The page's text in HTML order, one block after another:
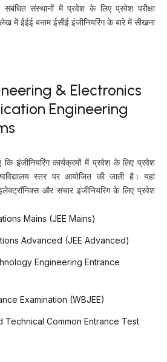
संबंधित संस्थानों में प्रवेश के लिए प्रवेश परीक्षा
में ईईई बनाम ईसीई इंजीनियरिंग के बारे में सीखना
& Electronics
Engineering
कि इंजीनियरिंग कार्यक्रमों में प्रवेश के लिए प्रवेश
स्तर पर आयोजित की जाती है। यहां
और संचार इंजीनियरिंग के लिए प्रवेश
Mains (JEE Mains)
Advanced (JEE Advanced)
Engineering Entrance
Examination (WBJEE)
Technical Common Entrance Test